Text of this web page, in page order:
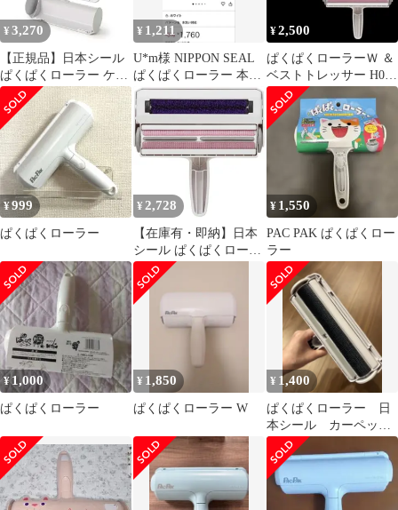
¥ 3,270
【正規品】日本シール
ぱくぱくローラー ケー
ス付き お掃除ローラー
抜け毛取り ほこり 髪の
毛 ペット 毛取り 猫 犬
抜け毛 掃除 クリーナー
ラグ 絨毯 N76STA
¥ 1,211
U*m様 NIPPON SEAL
ぱくぱくローラー 本体
ホワイト
¥2,500
ぱくぱくローラーＷ ＆
ベストトレッサー H08
２点セット
¥999
ぱくぱくローラー
¥ 2,728
【在庫有・即納】日本
シール ぱくぱくローラ
ーW ホワイト N80M 水
洗いOK！ くり返し使
える カーペットクリー
¥ 1,550
PAC PAK ぱくぱくロー
ラー
¥1,000
ぱくぱくローラー
¥ 1,850
ぱくぱくローラー W
¥ 1,400
ぱくぱくローラー 日
本シール カーペッ
ト 犬猫用